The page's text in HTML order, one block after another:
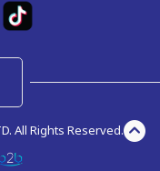
All Rights Reserved.